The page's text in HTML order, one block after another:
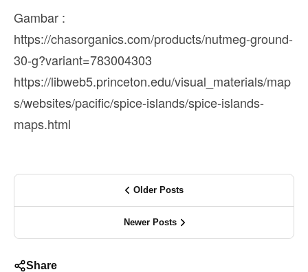
Gambar :
https://chasorganics.com/products/nutmeg-ground-
30-g?variant=783004303
https://libweb5.princeton.edu/visual_materials/map
s/websites/pacific/spice-islands/spice-islands-
maps.html
Older Posts
Newer Posts
Share